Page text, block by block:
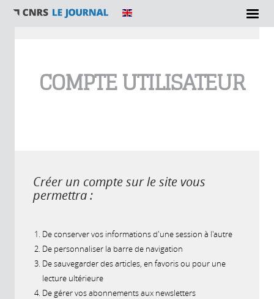
COMPTE UTILISATEUR
Créer un compte sur le site vous
permettra :
De conserver vos informations d'une session à l'autre
De personnaliser la barre de navigation
De sauvegarder des articles, en favoris ou pour une
lecture ultérieure
De gérer vos abonnements aux newsletters